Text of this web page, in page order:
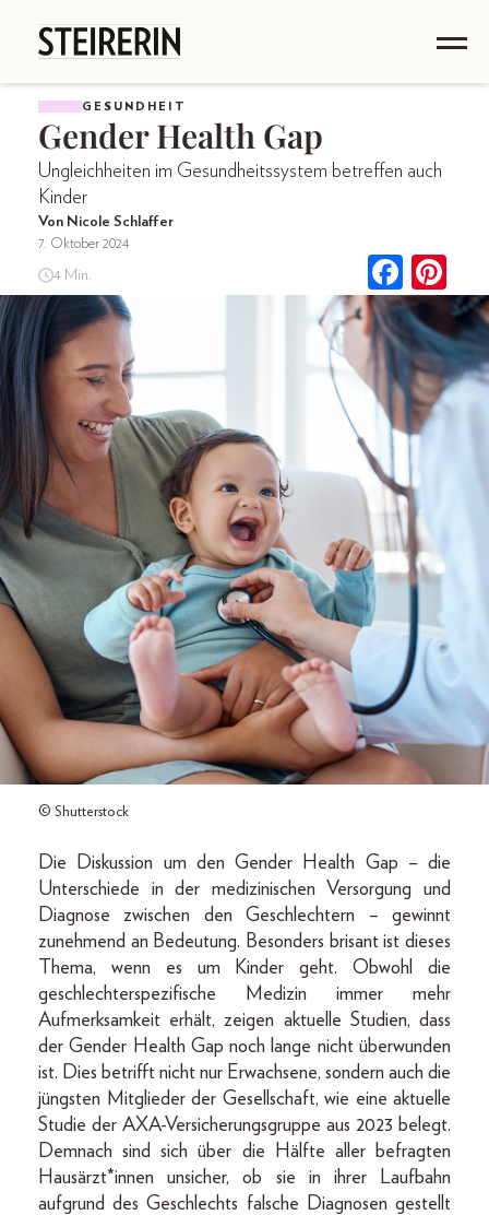
GESUNDHEIT
Gender Health Gap
Ungleichheiten im Gesundheitssystem betreffen auch
Kinder
Von Nicole Schlaffer
7. Oktober 2024
4 Min.
© Shutterstock
Die Diskussion um den Gender Health Gap – die
Unterschiede in der medizinischen Versorgung und
Diagnose zwischen den Geschlechtern – gewinnt
zunehmend an Bedeutung. Besonders brisant ist dieses
Thema, wenn es um Kinder geht. Obwohl die
geschlechterspezifische Medizin immer mehr
Aufmerksamkeit erhält, zeigen aktuelle Studien, dass
der Gender Health Gap noch lange nicht überwunden
ist. Dies betrifft nicht nur Erwachsene, sondern auch die
jüngsten Mitglieder der Gesellschaft, wie eine aktuelle
Studie der AXA-Versicherungsgruppe aus 2023 belegt.
Demnach sind sich über die Hälfte aller befragten
Hausärzt*innen unsicher, ob sie in ihrer Laufbahn
aufgrund des Geschlechts falsche Diagnosen gestellt